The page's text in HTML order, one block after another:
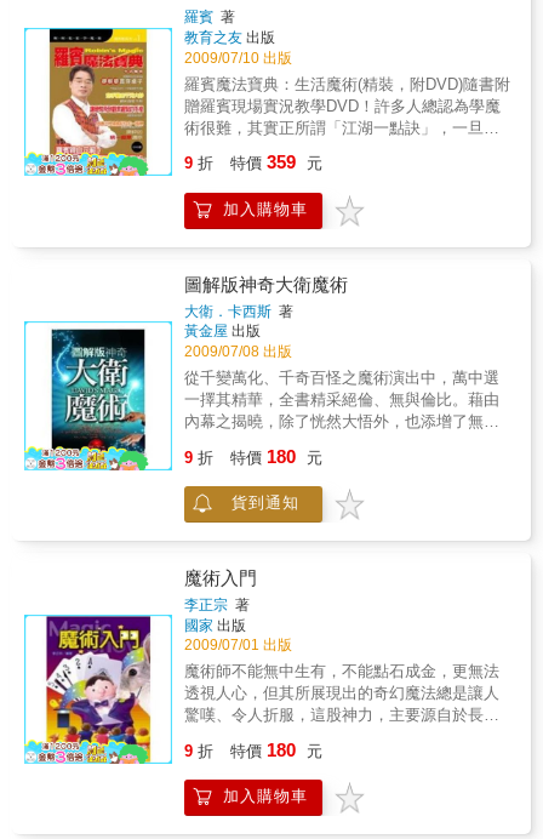
羅賓 著
教育之友 出版
2009/07/10 出版
羅賓魔法寶典：生活魔術(精裝，附DVD)隨書附
贈羅賓現場實況教學DVD！許多人總認為學魔
術很難，其實正所謂「江湖一點訣」，一旦將
難，只要把握訣竅多練習手法的熟練度，一個
簡單的魔術，再搭配生動有趣的台詞及肢體動
作，就是一段精彩的表演。知道魔術的秘密，
羅賓怎樣和觀眾互動，更可以學到羅賓的風趣
幽默，讓你的魔術表演生動又有趣，與眾不
同！戲法人人會變，巧妙各有不同，希望在
DVD及圖文解說的雙攻之下，帶你一起進入不
可思議的魔法世界，你會發現不管在任何場
所，當你的手舉起來時，所有的目光都將隨著
你而移動，你將成為大家的偶像。
9 折 特價 359 元
加入購物車
圖解版神奇大衛魔術
大衛．卡西斯 著
黃金屋 出版
2009/07/08 出版
從千變萬化、千奇百怪之魔術演出中，萬中選
一擇其精華，全書精采絕倫、無與倫比。藉由
內幕之揭曉，除了恍然大悟外，也添增了無數
貞〞鼎力翻譯而成。因其語文專業，減少了不
少猜測和隔閡。本書特色 暑假將到，本書
搶在此時出版，可做為眾多芸芸學子，選為課
愛不釋卷。
9 折 特價 180 元
貨到通知
魔術入門
李正宗 著
國家 出版
2009/07/01 出版
魔術師不能無中生有，不能點石成金，更無法
透視人心，但其所展現出的奇幻魔法總是讓人
驚嘆、令人折服，這股神力，主要源自於長時
能使動作一氣呵成，掩飾變化時的關鍵點，而
幽默的提示話語則可轉移觀者焦點，讓操作過
程完美流暢。魔術的原理其實很簡單，翻開本
9 折 特價 180 元
加入購物車